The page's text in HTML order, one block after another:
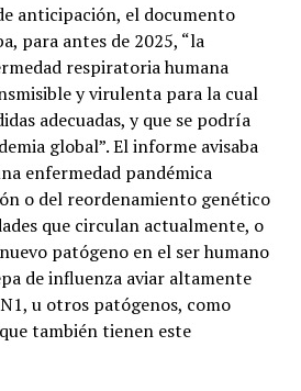
anticipación, el documento
para antes de 2025, “la
respiratoria humana
y virulenta para la cual
adecuadas, y que se podría
global”. El informe avisaba
enfermedad pandémica
o del reordenamiento genético
que circulan actualmente, o
patógeno en el ser humano
de influenza aviar altamente
u otros patógenos, como
también tienen este